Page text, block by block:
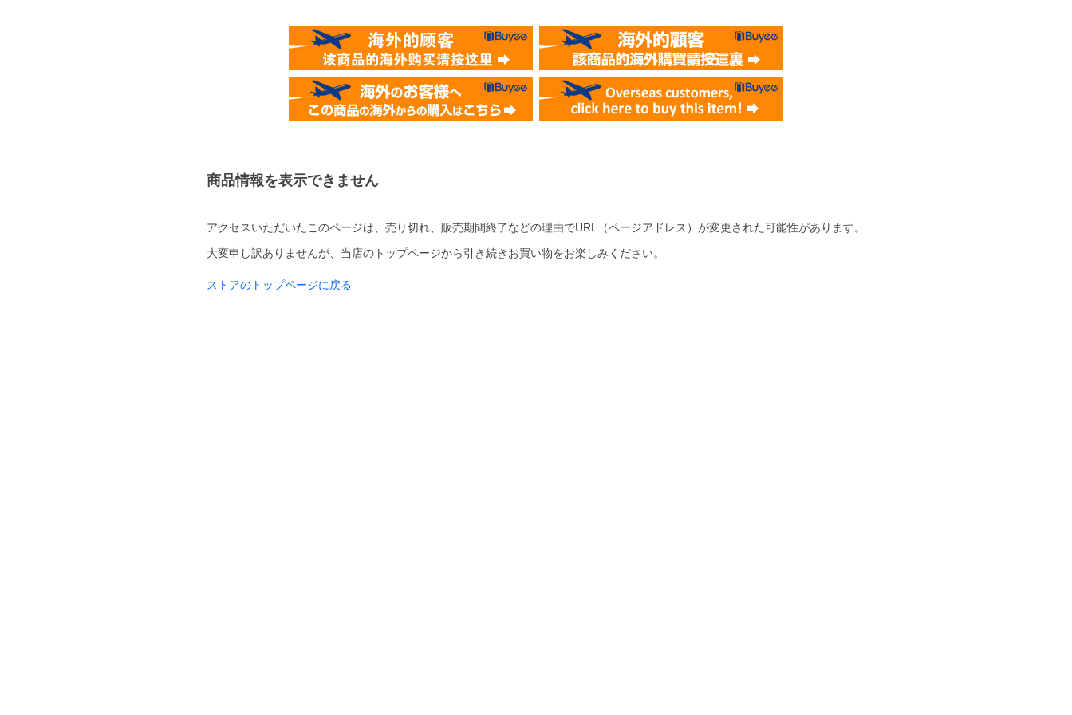
商品情報を表示できません
アクセスいただいたこのページは、売り切れ、販売期間終了などの理由でURL（ページアドレス）が変更された可能性があります。
大変申し訳ありませんが、当店のトップページから引き続きお買い物をお楽しみください。
ストアのトップページに戻る